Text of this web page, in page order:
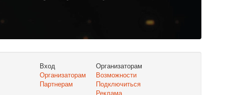
Вход
Организаторам
Партнерам
Организаторам
Возможности
Подключиться
Реклама